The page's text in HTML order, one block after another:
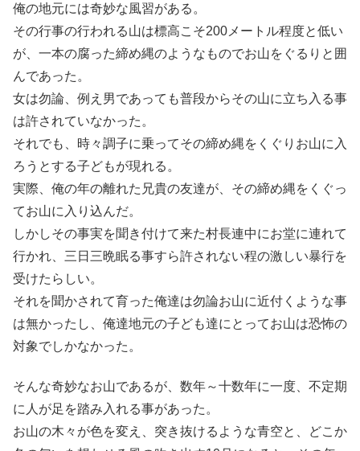
俺の地元には奇妙な風習がある。
その行事の行われる山は標高こそ200メートル程度と低い
が、一本の腐った締め縄のようなものでお山をぐるりと囲
んであった。
女は勿論、例え男であっても普段からその山に立ち入る事
は許されていなかった。
それでも、時々調子に乗ってその締め縄をくぐりお山に入
ろうとする子どもが現れる。
実際、俺の年の離れた兄貴の友達が、その締め縄をくぐっ
てお山に入り込んだ。
しかしその事実を聞き付けて来た村長連中にお堂に連れて
行かれ、三日三晩眠る事すら許されない程の激しい暴行を
受けたらしい。
それを聞かされて育った俺達は勿論お山に近付くような事
は無かったし、俺達地元の子ども達にとってお山は恐怖の
対象でしかなかった。
そんな奇妙なお山であるが、数年～十数年に一度、不定期
に人が足を踏み入れる事があった。
お山の木々が色を変え、突き抜けるような青空と、どこか